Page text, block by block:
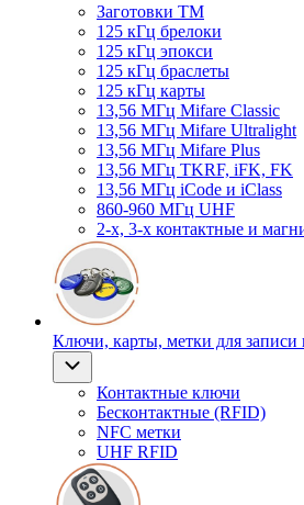
Заготовки ТМ
125 кГц брелоки
125 кГц эпокси
125 кГц браслеты
125 кГц карты
13,56 МГц Mifare Classic
13,56 МГц Mifare Ultralight
13,56 МГц Mifare Plus
13,56 МГц TKRF, iFK, FK
13,56 МГц iCode и iClass
860-960 МГц UHF
2-х, 3-х контактные и
Ключи, карты, метки для
Контактные ключи
Бесконтактные (RFID)
NFC метки
UHF RFID